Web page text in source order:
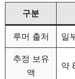
구분
루머 출처 일
추정 보유
액
약